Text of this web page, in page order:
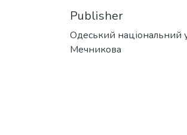
Publisher
Одеський національний
Мечникова